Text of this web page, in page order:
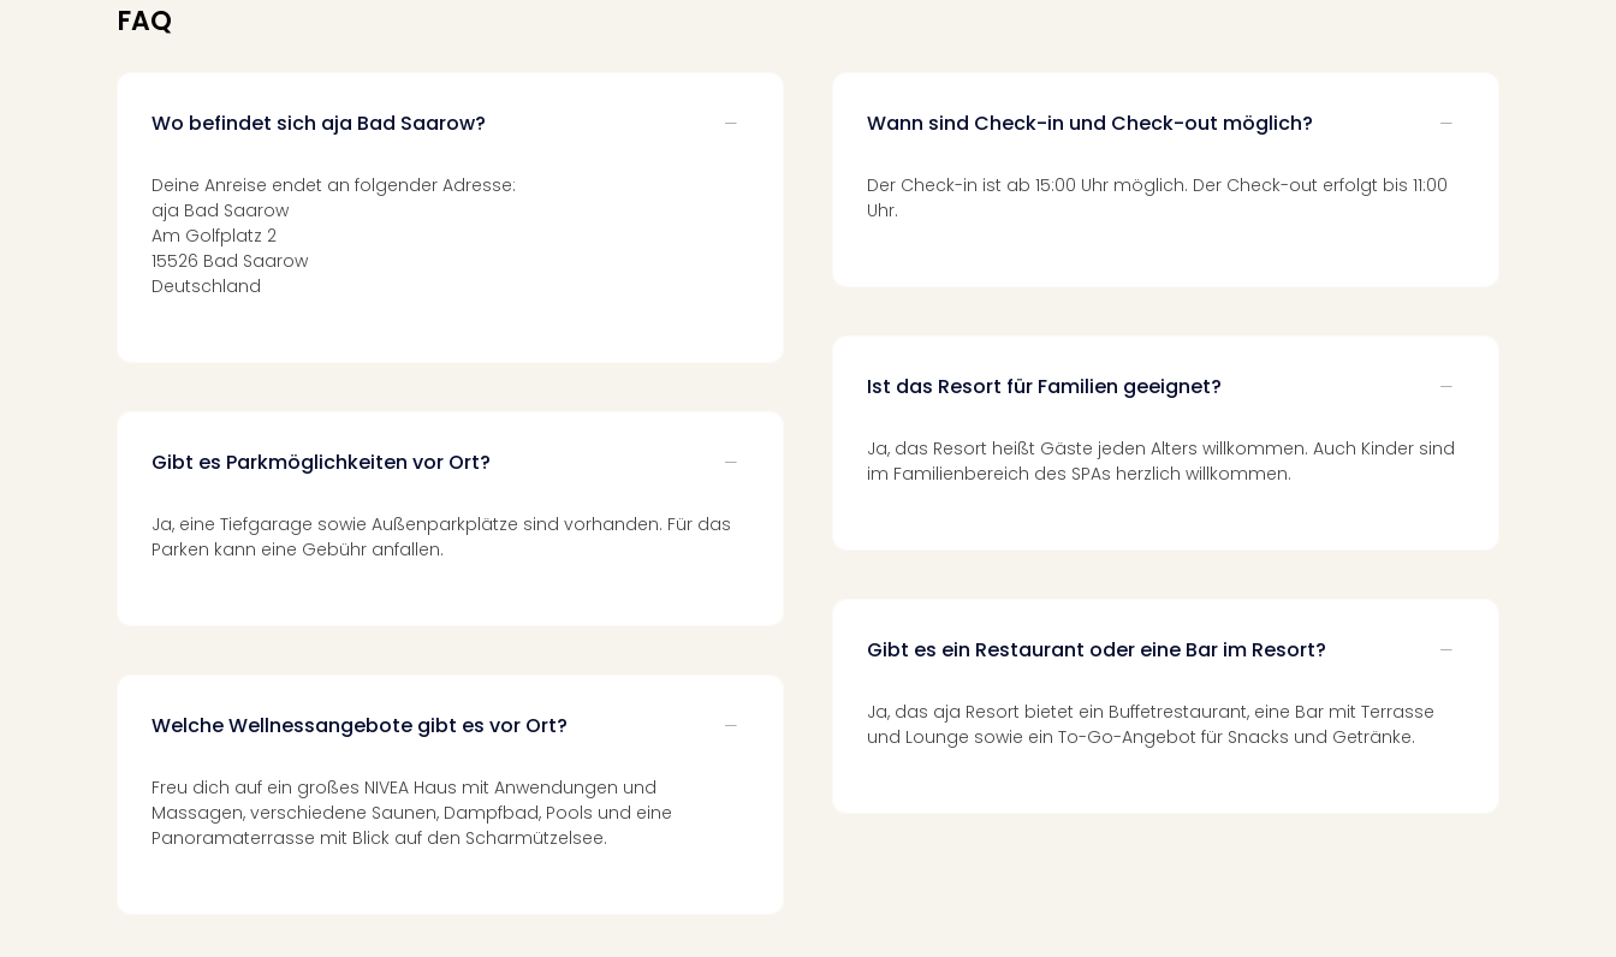
FAQ
Wo befindet sich aja Bad Saarow?
Deine Anreise endet an folgender Adresse:
aja Bad Saarow
Am Golfplatz 2
15526 Bad Saarow
Deutschland
Gibt es Parkmöglichkeiten vor Ort?
Ja, eine Tiefgarage sowie Außenparkplätze sind vorhanden. Für das
Parken kann eine Gebühr anfallen.
Welche Wellnessangebote gibt es vor Ort?
Freu dich auf ein großes NIVEA Haus mit Anwendungen und
Massagen, verschiedene Saunen, Dampfbad, Pools und eine
Panoramaterrasse mit Blick auf den Scharmützelsee.
Wann sind Check-in und Check-out möglich?
Der Check-in ist ab 15:00 Uhr möglich. Der Check-out erfolgt bis 11:00
Uhr.
Ist das Resort für Familien geeignet?
Ja, das Resort heißt Gäste jeden Alters willkommen. Auch Kinder sind
im Familienbereich des SPAs herzlich willkommen.
Gibt es ein Restaurant oder eine Bar im Resort?
Ja, das aja Resort bietet ein Buffetrestaurant, eine Bar mit Terrasse
und Lounge sowie ein To-Go-Angebot für Snacks und Getränke.